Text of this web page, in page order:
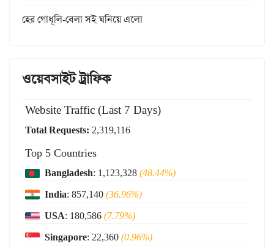
হের গোধূলি-বেলা সই ঘনিয়ে এলো
ওয়েবসাইট ট্রাফিক
Website Traffic (Last 7 Days)
Total Requests: 2,319,116
Top 5 Countries
Bangladesh: 1,123,328(48.44%)
India: 857,140(36.96%)
USA: 180,586(7.79%)
Singapore: 22,360(0.96%)